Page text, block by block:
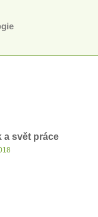
a svět práce